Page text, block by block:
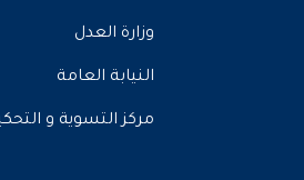
وزارة العدل
النيابة العامة
مركز التسوية و التحكيم